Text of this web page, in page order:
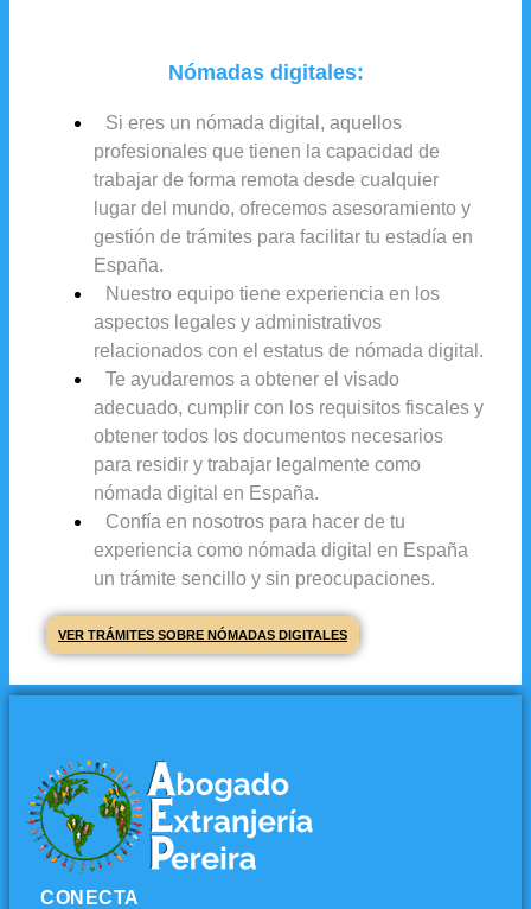
Nómadas digitales:
Si eres un nómada digital, aquellos
profesionales que tienen la capacidad de
trabajar de forma remota desde cualquier
lugar del mundo, ofrecemos asesoramiento y
gestión de trámites para facilitar tu estadía en
España.
Nuestro equipo tiene experiencia en los
aspectos legales y administrativos
relacionados con el estatus de nómada digital.
Te ayudaremos a obtener el visado
adecuado, cumplir con los requisitos fiscales y
obtener todos los documentos necesarios
para residir y trabajar legalmente como
nómada digital en España.
Confía en nosotros para hacer de tu
experiencia como nómada digital en España
un trámite sencillo y sin preocupaciones.
VER TRÁMITES SOBRE NÓMADAS DIGITALES
CONECTA